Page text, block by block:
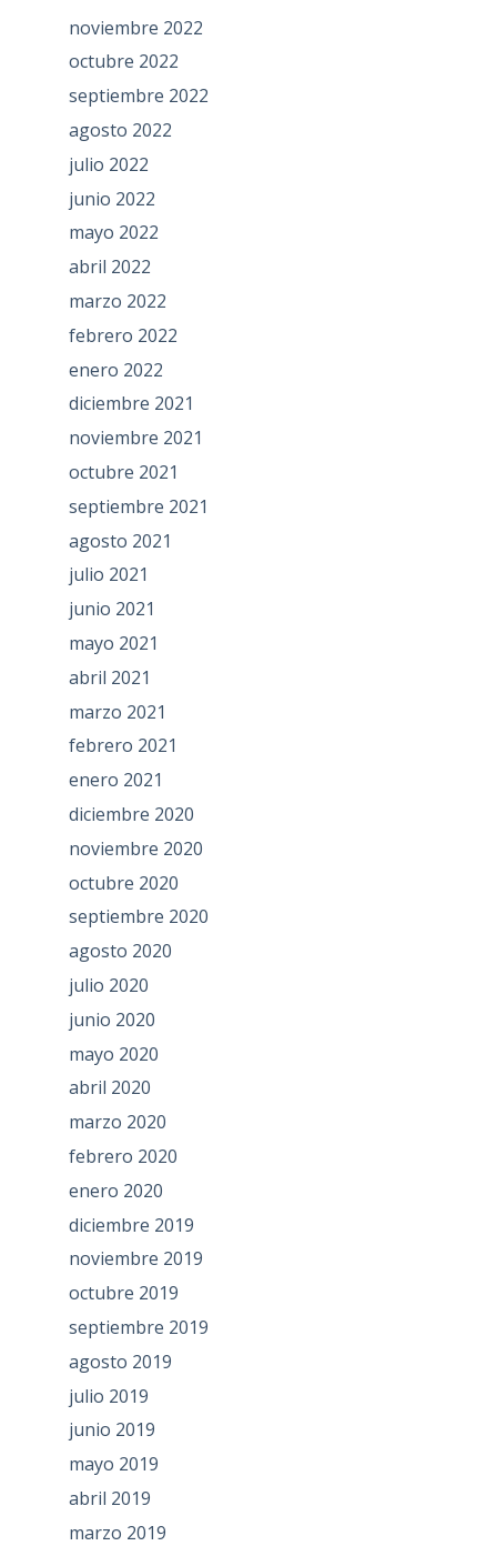
noviembre 2022
octubre 2022
septiembre 2022
agosto 2022
julio 2022
junio 2022
mayo 2022
abril 2022
marzo 2022
febrero 2022
enero 2022
diciembre 2021
noviembre 2021
octubre 2021
septiembre 2021
agosto 2021
julio 2021
junio 2021
mayo 2021
abril 2021
marzo 2021
febrero 2021
enero 2021
diciembre 2020
noviembre 2020
octubre 2020
septiembre 2020
agosto 2020
julio 2020
junio 2020
mayo 2020
abril 2020
marzo 2020
febrero 2020
enero 2020
diciembre 2019
noviembre 2019
octubre 2019
septiembre 2019
agosto 2019
julio 2019
junio 2019
mayo 2019
abril 2019
marzo 2019